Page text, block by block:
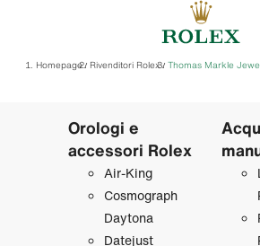
Homepage/ Rivenditori Rolex/ ‭Thomas Markle
Orologi e
accessori Rolex
Air‑King
Cosmograph
Daytona
Datejust